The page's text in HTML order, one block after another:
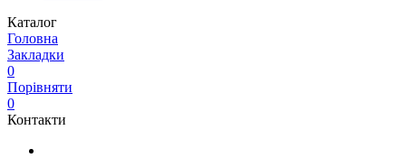
Каталог
Головна
Закладки
0
Порівняти
0
Контакти